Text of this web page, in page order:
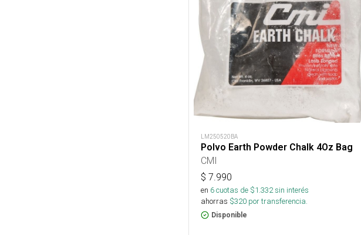
LM250520BA
Polvo Earth Powder Chalk 4Oz Bag
CMI
$ 7.990
en 6cuotas de $1.332sin interés
ahorras $320 por transferencia.
Disponible